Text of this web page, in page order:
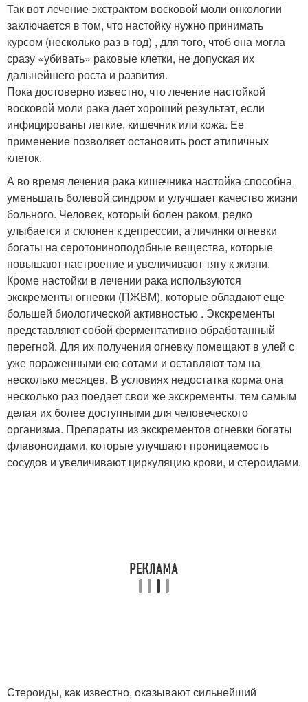
Так вот лечение экстрактом восковой моли онкологии
заключается в том, что настойку нужно принимать
курсом (несколько раз в год) , для того, чтоб она могла
сразу «убивать» раковые клетки, не допуская их
дальнейшего роста и развития.
Пока достоверно известно, что лечение настойкой
восковой моли рака дает хороший результат, если
инфицированы легкие, кишечник или кожа. Ее
применение позволяет остановить рост атипичных
клеток.
А во время лечения рака кишечника настойка способна
уменьшать болевой синдром и улучшает качество жизни
больного. Человек, который болен раком, редко
улыбается и склонен к депрессии, а личинки огневки
богаты на серотониноподобные вещества, которые
повышают настроение и увеличивают тягу к жизни.
Кроме настойки в лечении рака используются
экскременты огневки (ПЖВМ), которые обладают еще
большей биологической активностью . Экскременты
представляют собой ферментативно обработанный
перегной. Для их получения огневку помещают в улей с
уже пораженными ею сотами и оставляют там на
несколько месяцев. В условиях недостатка корма она
несколько раз поедает свои же экскременты, тем самым
делая их более доступными для человеческого
организма. Препараты из экскрементов огневки богаты
флавоноидами, которые улучшают проницаемость
сосудов и увеличивают циркуляцию крови, и стероидами.
Стероиды, как известно, оказывают сильнейший